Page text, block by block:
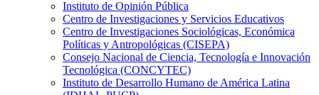
Instituto de Opinión Pública
Centro de Investigaciones y Servicios Educativos
Centro de Investigaciones Sociológicas, Económica
Políticas y Antropológicas (CISEPA)
Consejo Nacional de Ciencia, Tecnología e Innovación
Tecnológica (CONCYTEC)
Instituto de Desarrollo Humano de América Latina